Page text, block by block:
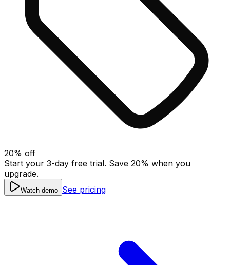
20% off
Start your 3-day free trial. Save 20% when you
upgrade.
Watch demo See pricing